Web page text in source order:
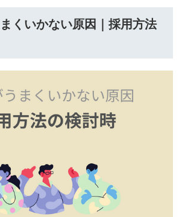
くいかない原因｜採用方法